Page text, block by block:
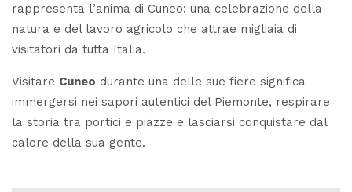
rappresenta l’anima di Cuneo: una celebrazione della
natura e del lavoro agricolo che attrae migliaia di
visitatori da tutta Italia.
Visitare Cuneo durante una delle sue fiere significa
immergersi nei sapori autentici del Piemonte, respirare
la storia tra portici e piazze e lasciarsi conquistare dal
calore della sua gente.